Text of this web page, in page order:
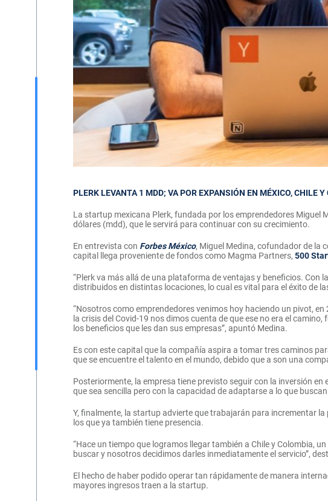
PLERK LEVANTA 1 MDD; VA POR EXPANSIÓN EN MÉXICO, CHILE
La startup mexicana Plerk, fundada por los emprendedores Miguel
dólares (mdd), que le servirá para continuar con su crecimiento.
En entrevista con Forbes México, Miguel Medina, cofundador de la
capital llega proveniente de fondos como Magma Partners, 500
“Plerk va más allá de una plataforma de ventajas y beneficios.
distribuidos en distintas locaciones, lo cual es vital para el éxito de
“Nosotros como emprendedores venimos hoy haciendo un pivot,
la crisis del Covid-19 nos dimos cuenta de que ese no era el
los beneficios que les dan sus empresas”, apuntó Medina.
Es con este capital que la compañía aspira a tomar tres caminos
que se encuentre el talento en el mundo, debido que a son una
Posteriormente, la empresa tiene previsto seguir con la inversión
que sea sencilla pero con la capacidad de adaptarse a lo que
Y, finalmente, la startup advierte que trabajarán para incrementar la
los que ya también tiene presencia.
“Hace un tiempo que logramos llegar también a Chile y Colombia,
buscar y nosotros decidimos darles inmediatamente el servicio”,
El hecho de haber podido operar tan rápidamente de manera
mayores ingresos traen a la startup.